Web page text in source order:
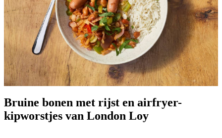
Bruine bonen met rijst en airfryer-
kipworstjes van London Loy